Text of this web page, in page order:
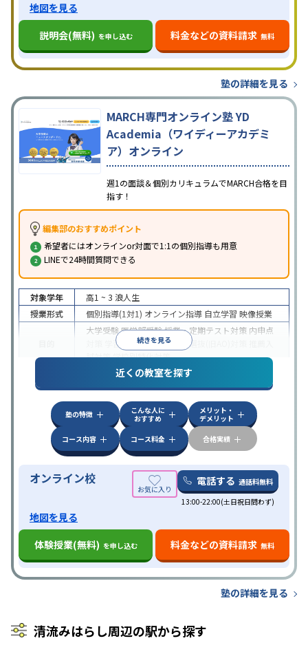
地図を見る
説明会(無料) を申し込む 料金などの資料請求 無料
塾の詳細を見る
MARCH専門オンライン塾 YD
Academia（ワイディーアカデミ
ア）オンライン
週1の面談＆個別カリキュラムでMARCH合格を目
指す！
編集部のおすすめポイント
希望者にはオンラインor対面で1:1の個別指導も用意
LINEで24時間質問できる
続きを見る
対象学年 高1 ~ 3 浪人生
授業形式
個別指導(1対1) オンライン指導 自立学習 映像授業
大学受験医学部受験授業・定期テスト対策 内申点
学習習慣の定着 総合型選抜(旧AO)対策
試対策学校別特化対策
特徴
中高一貫校生に対応授業の振替可能
学習にPC・タブレットを利用オンライン対応1
科目から受講可能
近くの教室を探す
塾の特徴
こんな人に
おすすめ
メリット・
デメリット
コース内容
コース料金 合格実績
オンライン校 電話する 通話料無料
13:00-22:00(土日祝日問わず)
地図を見る
体験授業(無料) を申し込む 料金などの資料請求 無料
塾の詳細を見る
清流みはらし周辺の駅から探す